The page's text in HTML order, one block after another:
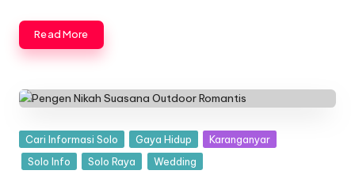
Read More
Posted
in
Cari Informasi Solo Gaya Hidup
Karanganyar
Solo Info
Solo Raya Wedding